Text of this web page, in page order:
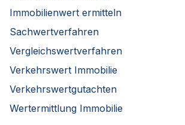
Immobilienwert ermitteln
Sachwertverfahren
Vergleichswertverfahren
Verkehrswert Immobilie
Verkehrswertgutachten
Wertermittlung Immobilie